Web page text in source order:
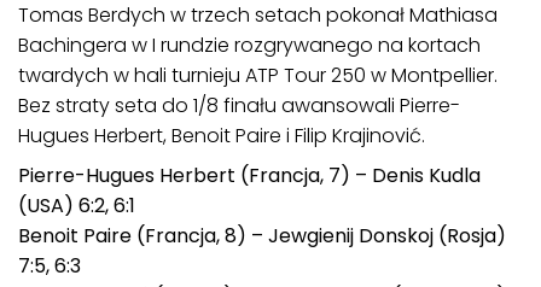
Tomas Berdych w trzech setach pokonał Mathiasa
Bachingera w I rundzie rozgrywanego na kortach
twardych w hali turnieju ATP Tour 250 w Montpellier.
Bez straty seta do 1/8 finału awansowali Pierre-
Hugues Herbert, Benoit Paire i Filip Krajinović.
Pierre-Hugues Herbert (Francja, 7) – Denis Kudla
(USA) 6:2, 6:1
Benoit Paire (Francja, 8) – Jewgienij Donskoj (Rosja)
7:5, 6:3